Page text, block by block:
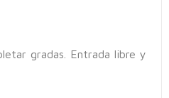
gradas. Entrada libre y